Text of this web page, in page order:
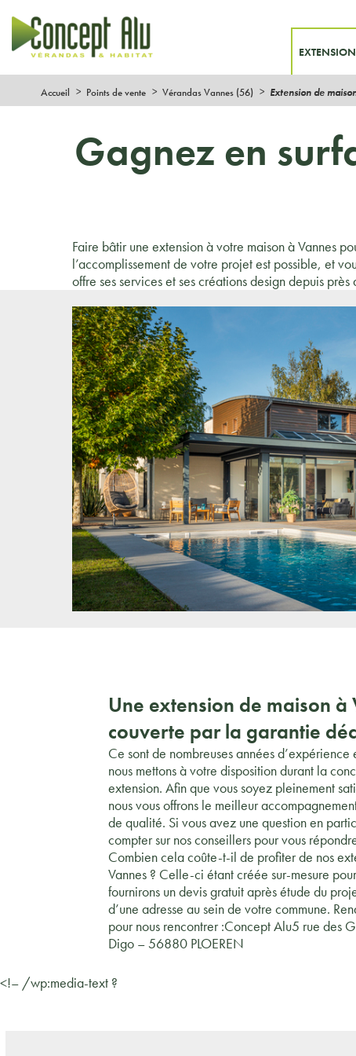
Accueil Points de vente Vérandas Vannes (56) Extension de
Gagnez en
Faire bâtir une extension à votre maison à Vannes
l’accomplissement de votre projet est possible, et
offre ses services et ses créations design depuis
Une extension de maison à
couverte par la garantie
Ce sont de nombreuses années
nous mettons à votre disposition durant la
extension. Afin que vous soyez pleinement
nous vous offrons le meilleur
de qualité. Si vous avez une question en
compter sur nos conseillers pour vous
Combien cela coûte-t-il de profiter de nos
Vannes ? Celle-ci étant créée sur-mesure
fournirons un devis gratuit après étude du
d’une adresse au sein de votre commune.
pour nous rencontrer :Concept Alu5 rue des
Digo – 56880 PLOEREN
<!– /wp:media-text ?